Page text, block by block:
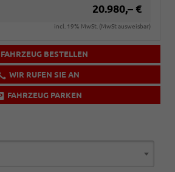
20.980,– €
incl. 19% MwSt. (MwSt ausweisbar)
FAHRZEUG BESTELLEN
WIR RUFEN SIE AN
FAHRZEUG PARKEN